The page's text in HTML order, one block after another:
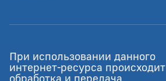
© Рязанская областная Дума
Разработка - GIANIT.ru
При использовании данного
интернет-ресурса происходит
обработка и передача